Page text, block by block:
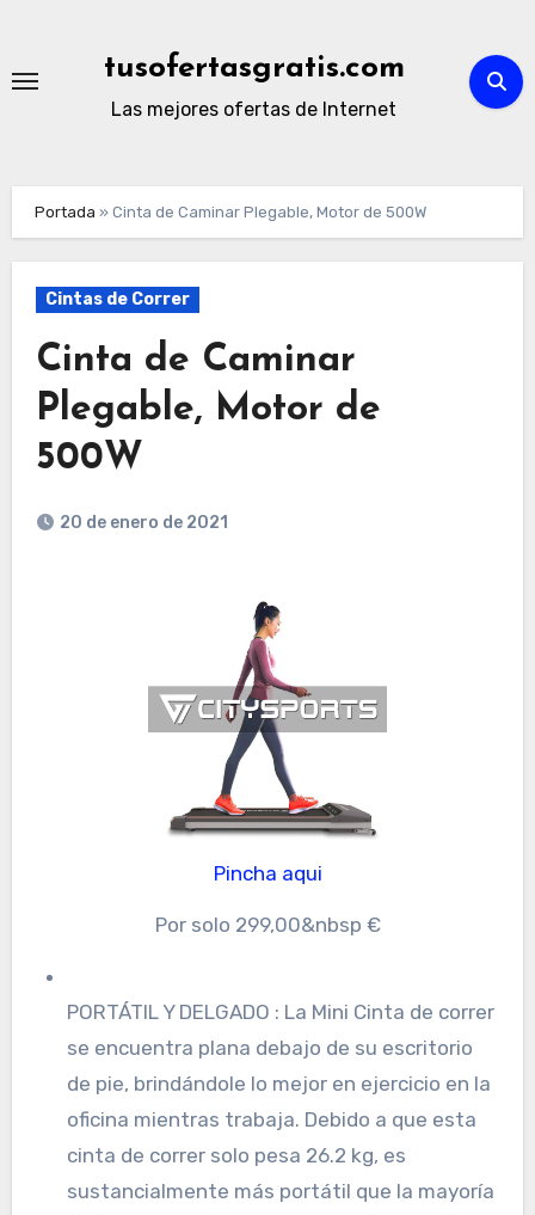
contenido
tusofertasgratis.com
Las mejores ofertas de Internet
Portada »Cinta de Caminar Plegable, Motor de 500W
Cintas de Correr
Cinta de Caminar
Plegable, Motor de
500W
20 de enero de 2021
Pincha aqui
Por solo 299,00&nbsp €
PORTÁTIL Y DELGADO : La Mini Cinta de correr
se encuentra plana debajo de su escritorio
de pie, brindándole lo mejor en ejercicio en la
oficina mientras trabaja. Debido a que esta
cinta de correr solo pesa 26.2 kg, es
sustancialmente más portátil que la mayoría